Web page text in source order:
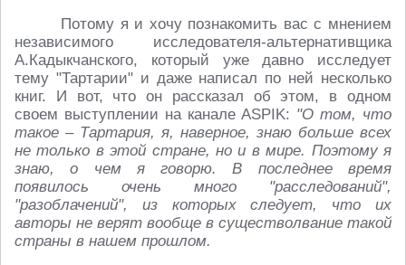
Потому я и хочу познакомить вас с мнением
независимого исследователя-альтернативщика
А.Кадыкчанского, который уже давно исследует
тему "Тартарии" и даже написал по ней несколько
книг. И вот, что он рассказал об этом, в одном
своем выступлении на канале ASPIK: "О том, что
такое – Тартария, я, наверное, знаю больше всех
не только в этой стране, но и в мире. Поэтому я
знаю, о чем я говорю. В последнее время
появилось очень много "расследований",
"разоблачений", из которых следует, что их
авторы не верят вообще в существолвание такой
страны в нашем прошлом.